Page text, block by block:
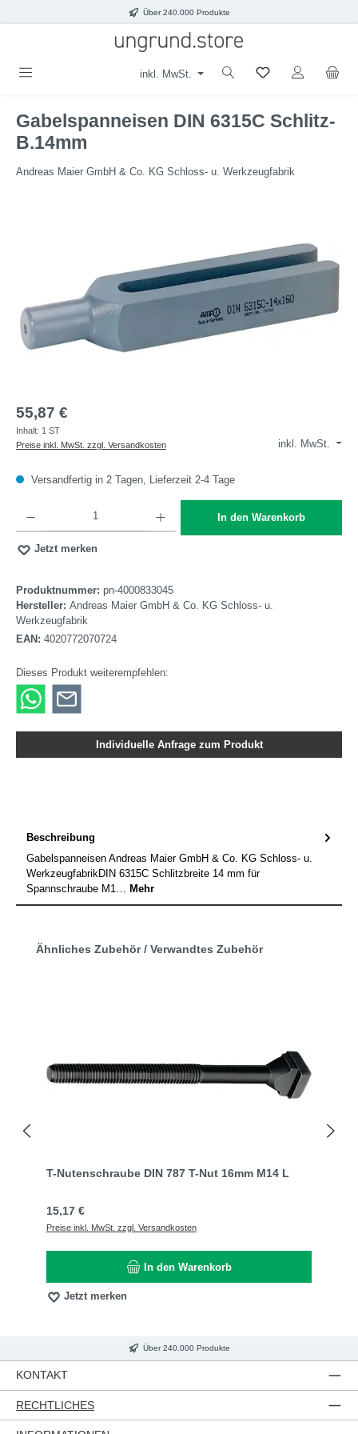
Zum Hauptinhalt springen Über 240.000 Produkte
inkl. MwSt.
Gabelspanneisen DIN 6315C Schlitz-
B.14mm
Andreas Maier GmbH & Co. KG Schloss- u. Werkzeugfabrik
55,87 €
Inhalt: 1 ST
inkl. MwSt.
Preise inkl. MwSt. zzgl. Versandkosten
Versandfertig in 2 Tagen, Lieferzeit 2-4 Tage
In den Warenkorb
Jetzt merken
Produktnummer: pn-4000833045
Hersteller: Andreas Maier GmbH & Co. KG Schloss- u.
Werkzeugfabrik
EAN: 4020772070724
Dieses Produkt weiterempfehlen:
Individuelle Anfrage zum Produkt
Beschreibung
Gabelspanneisen Andreas Maier GmbH & Co. KG Schloss- u.
WerkzeugfabrikDIN 6315C Schlitzbreite 14 mm für
Spannschraube M1… Mehr
Produktgalerie überspringen
Ähnliches Zubehör / Verwandtes Zubehör
T-Nutenschraube DIN 787 T-Nut 16mm M14 L
Regulärer Preis:
15,17 €
Preise inkl. MwSt. zzgl. Versandkosten
In den Warenkorb
Jetzt merken
Über 240.000 Produkte
KONTAKT
RECHTLICHES